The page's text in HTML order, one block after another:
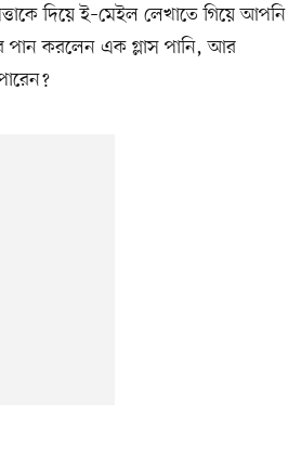
দিয়ে ই–মেইল লেখাতে গিয়ে আপনি
করলেন এক গ্লাস পানি, আর